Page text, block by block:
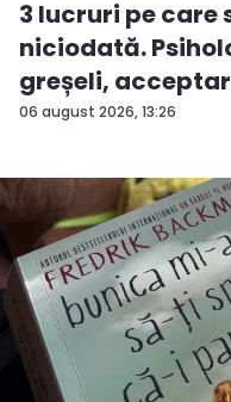
06 august 2026, 13:26
3 lucruri pe care
niciodată.
greșeli,